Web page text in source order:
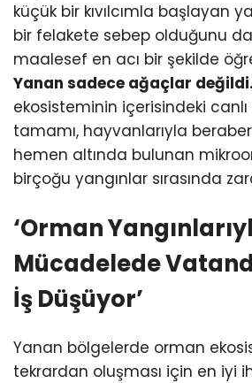
küçük bir kıvılcımla başlayan
bir felakete sebep olduğunu
maalesef en acı bir şekilde
Yanan sadece ağaçlar değildi.
ekosisteminin içerisindeki canlı
tamamı, hayvanlarıyla
hemen altında bulunan
birçoğu yangınlar sırasında
‘Orman
Mücadelede
İş Düşüyor’
Yanan bölgelerde orman
tekrardan oluşması için en iyi